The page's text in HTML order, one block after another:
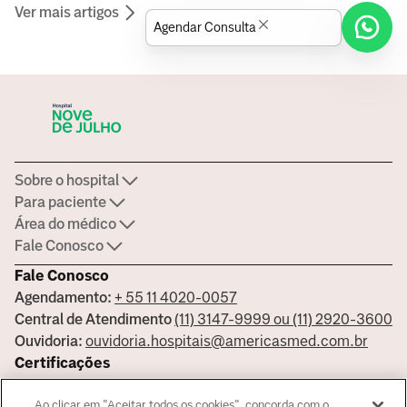
Ver mais artigos
Fale Conosco
Agendamento: + 55 11 4020-0057
Central de Atendimento(11) 3147-9999 ou (11) 2920-3600
Ouvidoria: ouvidoria.hospitais@americasmed.com.br
Certificações
Sobre o hospital
Para paciente
Área do médico
Fale Conosco
Agendar Consulta